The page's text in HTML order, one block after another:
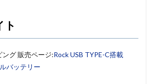
ト
ング 販売ページ:Rock USB TYPE-C搭載
バッテリー